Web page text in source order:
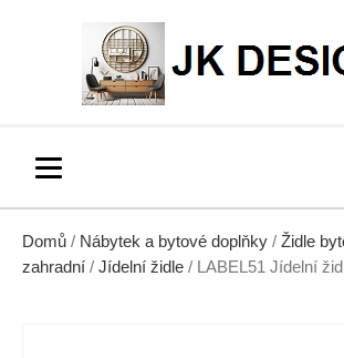
Domů / Nábytek a bytové doplňky / Židle
zahradní / Jídelní židle / LABEL51 Jídelní